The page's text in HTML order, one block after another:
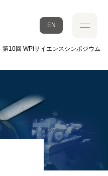
EN
第10回 WPIサイエンスシンポジウム